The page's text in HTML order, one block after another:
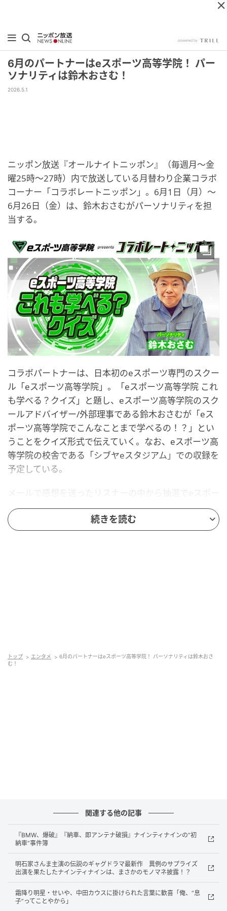
6月のパートナーはeスポーツ高等学院！ パー
ソナリティは鈴木おさむ！
2026.5.1
ニッポン放送『オールナイトニッポン』（毎週月～金
曜25時～27時）内で放送している月替わり企業コラボ
コーナー「コラボレートニッポン」。6月1日（月）～
6月26日（金）は、鈴木おさむがパーソナリティを担
当する。
コラボパートナーは、日本初のeスポーツ専門のスクー
ル「eスポーツ高等学院」。「eスポーツ高等学院 これ
も学べる？クイズ」と題し、eスポーツ高等学院のスク
ールアドバイザー/外部理事である鈴木おさむが「eス
ポーツ高等学院でこんなことまで学べるの！？」とい
うことをクイズ形式で伝えていく。なお、eスポーツ高
等学院の校舎である「シブヤeスタジアム」での収録を
予定している。
ツ高等学院オリジナルユニフォームがあたるプレゼン
トも実施。
このコーナーは全国のラジオで聴けるほか、スマホや
取得できる」この学校。
19歳の時に放送作家になり、それから32年間、様々な
コンテンツを生み出す。
2024年3月31日をもち放送作家・脚本業を引退し、現
在は、TO C向けファンド「スタートアップファクトリ
ー」を立ち上げ、その代表を務める。
【eスポーツ高等学院】
続きを読む
トップ エンタメ
6月のパートナーはeスポーツ高等学院！ パーソナリティは鈴木おさ
む！
関連する他の記事
『BMW、爆破』『納車、即アンテナ破損』ナインティナインの“初
納車”事件簿
明石家さんま主演の伝説のギャグドラマ最新作 異例のサプライズ
出演を果たしたナインティナインは、まさかのモノマネ披露！？
霜降り明星・せいや、中田カウスに掛けられた言葉に歓喜「俺、“息
子”ってことやから」